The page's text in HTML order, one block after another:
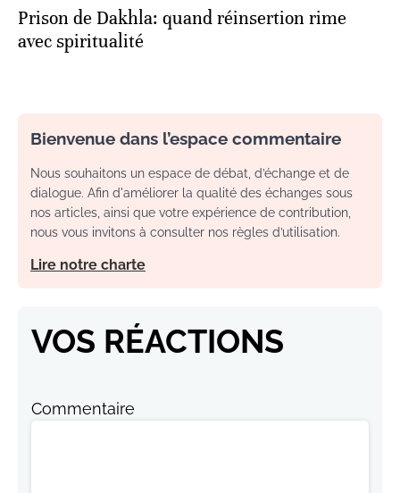
Prison de Dakhla: quand réinsertion rime
avec spiritualité
Bienvenue dans l’espace commentaire
Nous souhaitons un espace de débat, d’échange et de
dialogue. Afin d'améliorer la qualité des échanges sous
nos articles, ainsi que votre expérience de contribution,
nous vous invitons à consulter nos règles d’utilisation.
Lire notre charte
VOS RÉACTIONS
Commentaire